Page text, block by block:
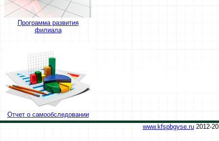
Программа развития
филиала
Отчет о самообследовании
www.kfspbgyse.ru2012-